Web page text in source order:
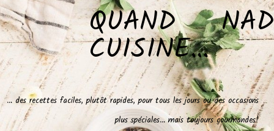
QUAND NAD
CUISINE…
… des recettes faciles, plutôt rapides, pour tous les jours ou des occasions
plus spéciales… mais toujours gourmandes!